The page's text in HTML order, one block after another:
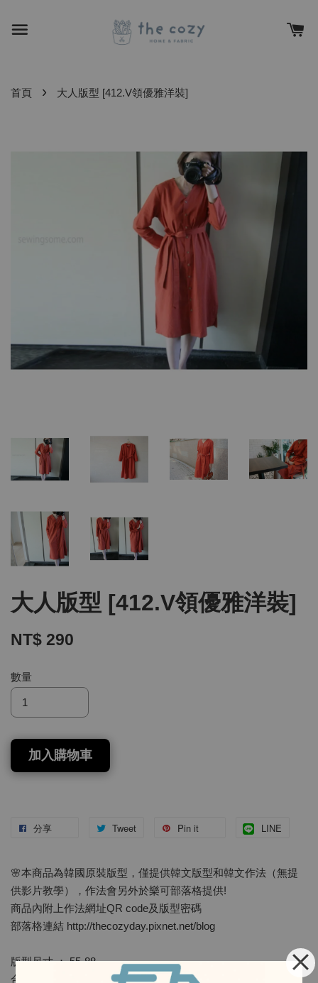
首頁 › 大人版型 [412.V領優雅洋裝]
大人版型 [412.V領優雅洋裝]
NT$ 290
數量
加入購物車
分享 Tweet Pin it LINE
🌸本商品為韓國原裝版型，僅提供韓文版型和韓文作法（無提
供影片教學），作法會另外於樂可部落格提供!
商品內附上作法網址QR code及版型密碼
部落格連結 http://thecozyday.pixnet.net/blog
版型尺寸 ： 55-88
合身度 ：緊身／合身／👉一般／寬鬆